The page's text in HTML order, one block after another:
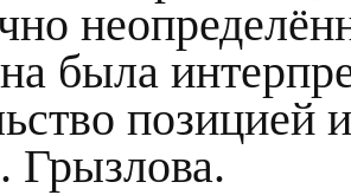
была
позицией
Грызлова.